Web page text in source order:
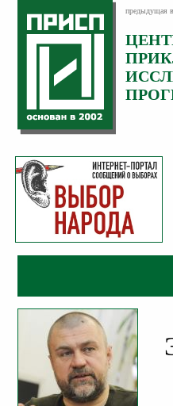
предыдущая
Категория:
Комментарии